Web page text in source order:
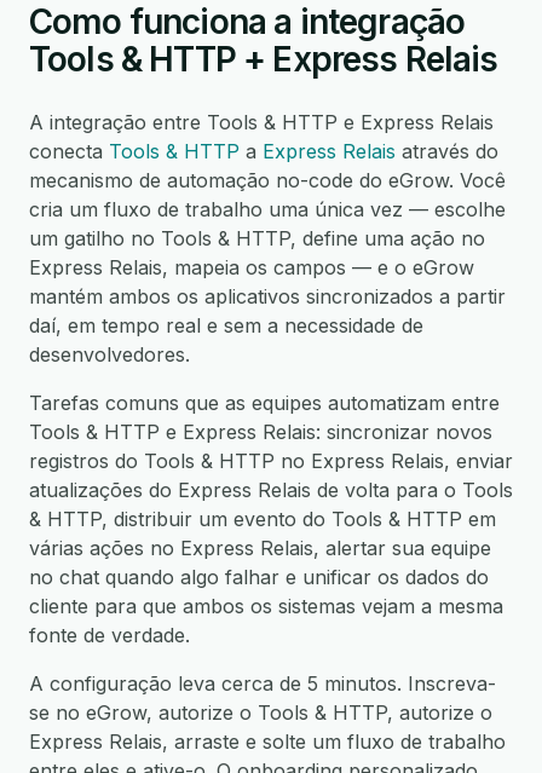
Como funciona a integração
Tools & HTTP + Express Relais
A integração entre Tools & HTTP e Express Relais
conecta Tools & HTTP a Express Relais através do
mecanismo de automação no-code do eGrow. Você
cria um fluxo de trabalho uma única vez — escolhe
um gatilho no Tools & HTTP, define uma ação no
Express Relais, mapeia os campos — e o eGrow
mantém ambos os aplicativos sincronizados a partir
daí, em tempo real e sem a necessidade de
desenvolvedores.
Tarefas comuns que as equipes automatizam entre
Tools & HTTP e Express Relais: sincronizar novos
registros do Tools & HTTP no Express Relais, enviar
atualizações do Express Relais de volta para o Tools
& HTTP, distribuir um evento do Tools & HTTP em
várias ações no Express Relais, alertar sua equipe
no chat quando algo falhar e unificar os dados do
cliente para que ambos os sistemas vejam a mesma
fonte de verdade.
A configuração leva cerca de 5 minutos. Inscreva-
se no eGrow, autorize o Tools & HTTP, autorize o
Express Relais, arraste e solte um fluxo de trabalho